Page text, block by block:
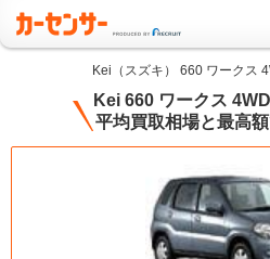
Kei（スズキ） 660 ワークス
Kei 660 ワークス
平均買取相場と最高